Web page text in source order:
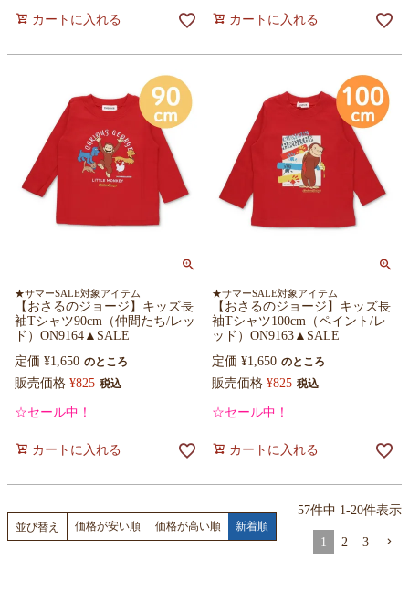
カートに入れる カートに入れる
★サマーSALE対象アイテム
【おさるのジョージ】キッズ長
袖Tシャツ90cm（仲間たち/レッ
ド）ON9164▲SALE
定価 ¥1,650 のところ
販売価格 ¥825 税込
☆セール中！
カートに入れる
★サマーSALE対象アイテム
【おさるのジョージ】キッズ長
袖Tシャツ100cm（ペイント/レ
ッド）ON9163▲SALE
定価 ¥1,650 のところ
販売価格 ¥825 税込
☆セール中！
カートに入れる
並び替え 価格が安い順 価格が高い順 新着順
57件中 1-20件表示
1 2 3